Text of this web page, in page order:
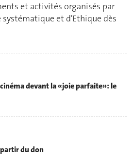
et activités organisés par
et d'Ethique dès
devant la «joie parfaite»: le
partir du don